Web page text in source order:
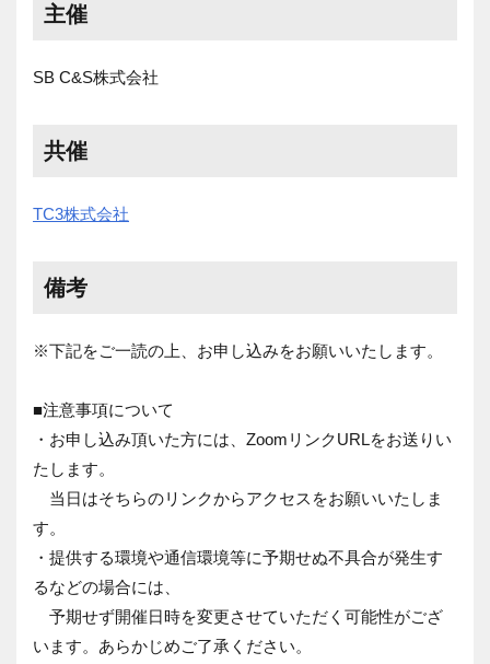
主催
SB C&S株式会社
共催
TC3株式会社
備考
※下記をご一読の上、お申し込みをお願いいたします。
■注意事項について
・お申し込み頂いた方には、ZoomリンクURLをお送りい
たします。
当日はそちらのリンクからアクセスをお願いいたしま
す。
・提供する環境や通信環境等に予期せぬ不具合が発生す
るなどの場合には、
予期せず開催日時を変更させていただく可能性がござ
います。あらかじめご了承ください。